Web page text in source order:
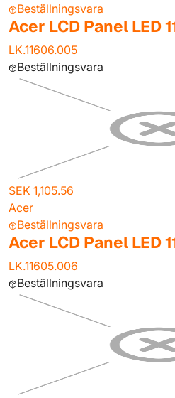
Beställningsvara
Acer LCD Panel LED
LK.11606.005
Beställningsvara
SEK 1,105.56
Acer
Beställningsvara
Acer LCD Panel LED
LK.11605.006
Beställningsvara